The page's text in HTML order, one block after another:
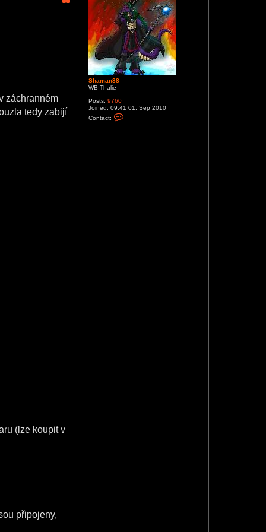
Shaman88
WB Thalie
Posts: 9760
Joined: 09:41 01. Sep 2010
Contact:
záchranném
tedy zabijí
(lze koupit v
připojeny,